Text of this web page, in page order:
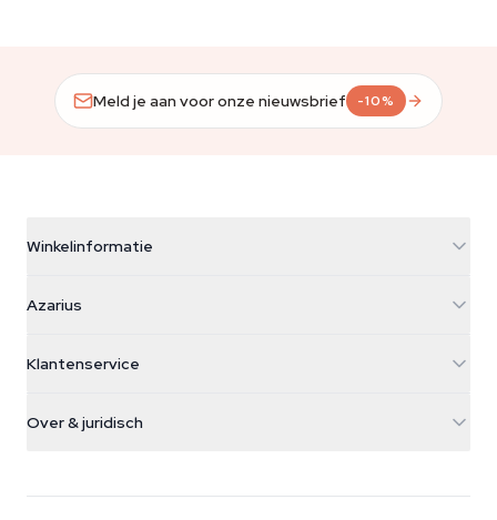
Meld je aan voor onze nieuwsbrief -10%
Winkelinformatie
Galvaniweg 11
Nederland
+31(0)204897914
Azarius
Smokeshop
Klantenservice
Retourbeleid
Over & juridisch
Wiki